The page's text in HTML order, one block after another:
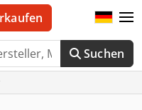
Suchen